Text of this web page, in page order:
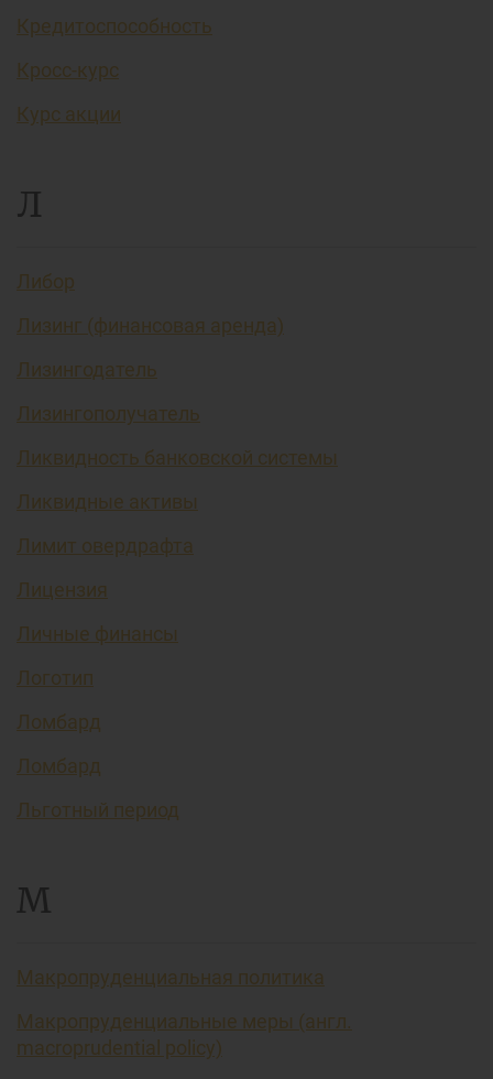
Кредитоспособность
Кросс-курс
Курс акции
Л
Либор
Лизинг (финансовая аренда)
Лизингодатель
Лизингополучатель
Ликвидность банковской системы
Ликвидные активы
Лимит овердрафта
Лицензия
Личные финансы
Логотип
Ломбард
Ломбард
Льготный период
М
Макропруденциальная политика
Макропруденциальные меры (англ.
macroprudential policy)